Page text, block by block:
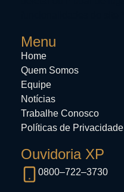
Ouvidoria XP
0800–722–3730
Menu
Home
Quem Somos
Equipe
Notícias
Trabalhe Conosco
Políticas de Privacidade